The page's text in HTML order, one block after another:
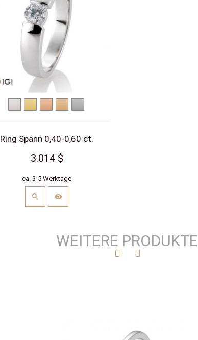
WeißgoldGelbgoldRotgold
Ring Spann 0,40-0,60 ct.
3.014 $
ca. 3-5 Werktage
WEITERE PRODUKTE